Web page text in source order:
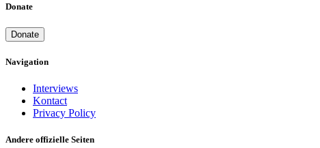
Donate
Donate
Navigation
Interviews
Kontact
Privacy Policy
Andere offizielle Seiten